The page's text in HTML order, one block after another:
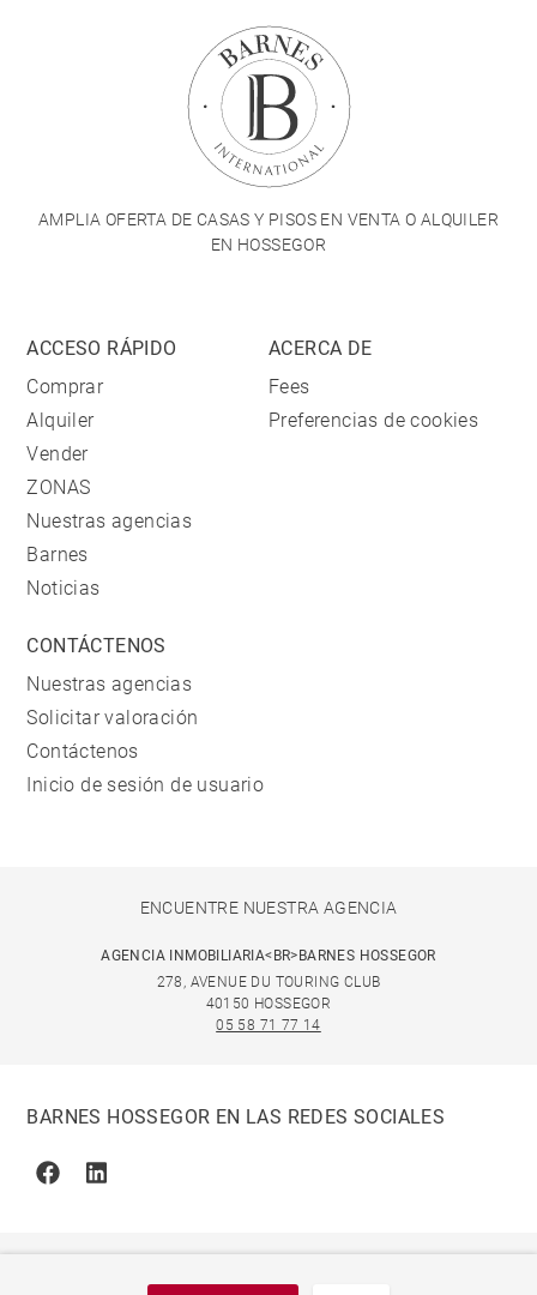
AMPLIA OFERTA DE CASAS Y PISOS EN VENTA O ALQUILER
EN HOSSEGOR
ACCESO RÁPIDO
Comprar
Alquiler
Vender
ZONAS
Nuestras agencias
Barnes
Noticias
ACERCA DE
Fees
Preferencias de cookies
CONTÁCTENOS
Nuestras agencias
Solicitar valoración
Contáctenos
Inicio de sesión de usuario
ENCUENTRE NUESTRA AGENCIA
AGENCIA INMOBILIARIA<BR>BARNES HOSSEGOR
278, AVENUE DU TOURING CLUB
40150 HOSSEGOR
05 58 71 77 14
BARNES HOSSEGOR EN LAS REDES SOCIALES
FacebookLinkedin